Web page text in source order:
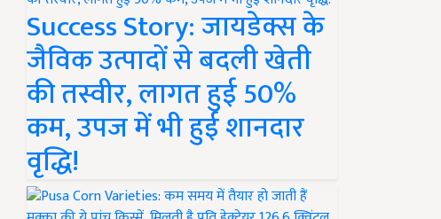
Success Story: जायडेक्स के
जैविक उत्पादों से बदली खेती
की तस्वीर, लागत हुई 50%
कम, उपज में भी हुई शानदार
वृद्धि!